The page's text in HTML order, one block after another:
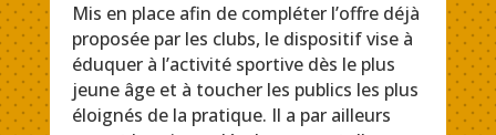
Mis en place afin de compléter l’offre déjà
proposée par les clubs, le dispositif vise à
éduquer à l’activité sportive dès le plus
jeune âge et à toucher les publics les plus
éloignés de la pratique. Il a par ailleurs